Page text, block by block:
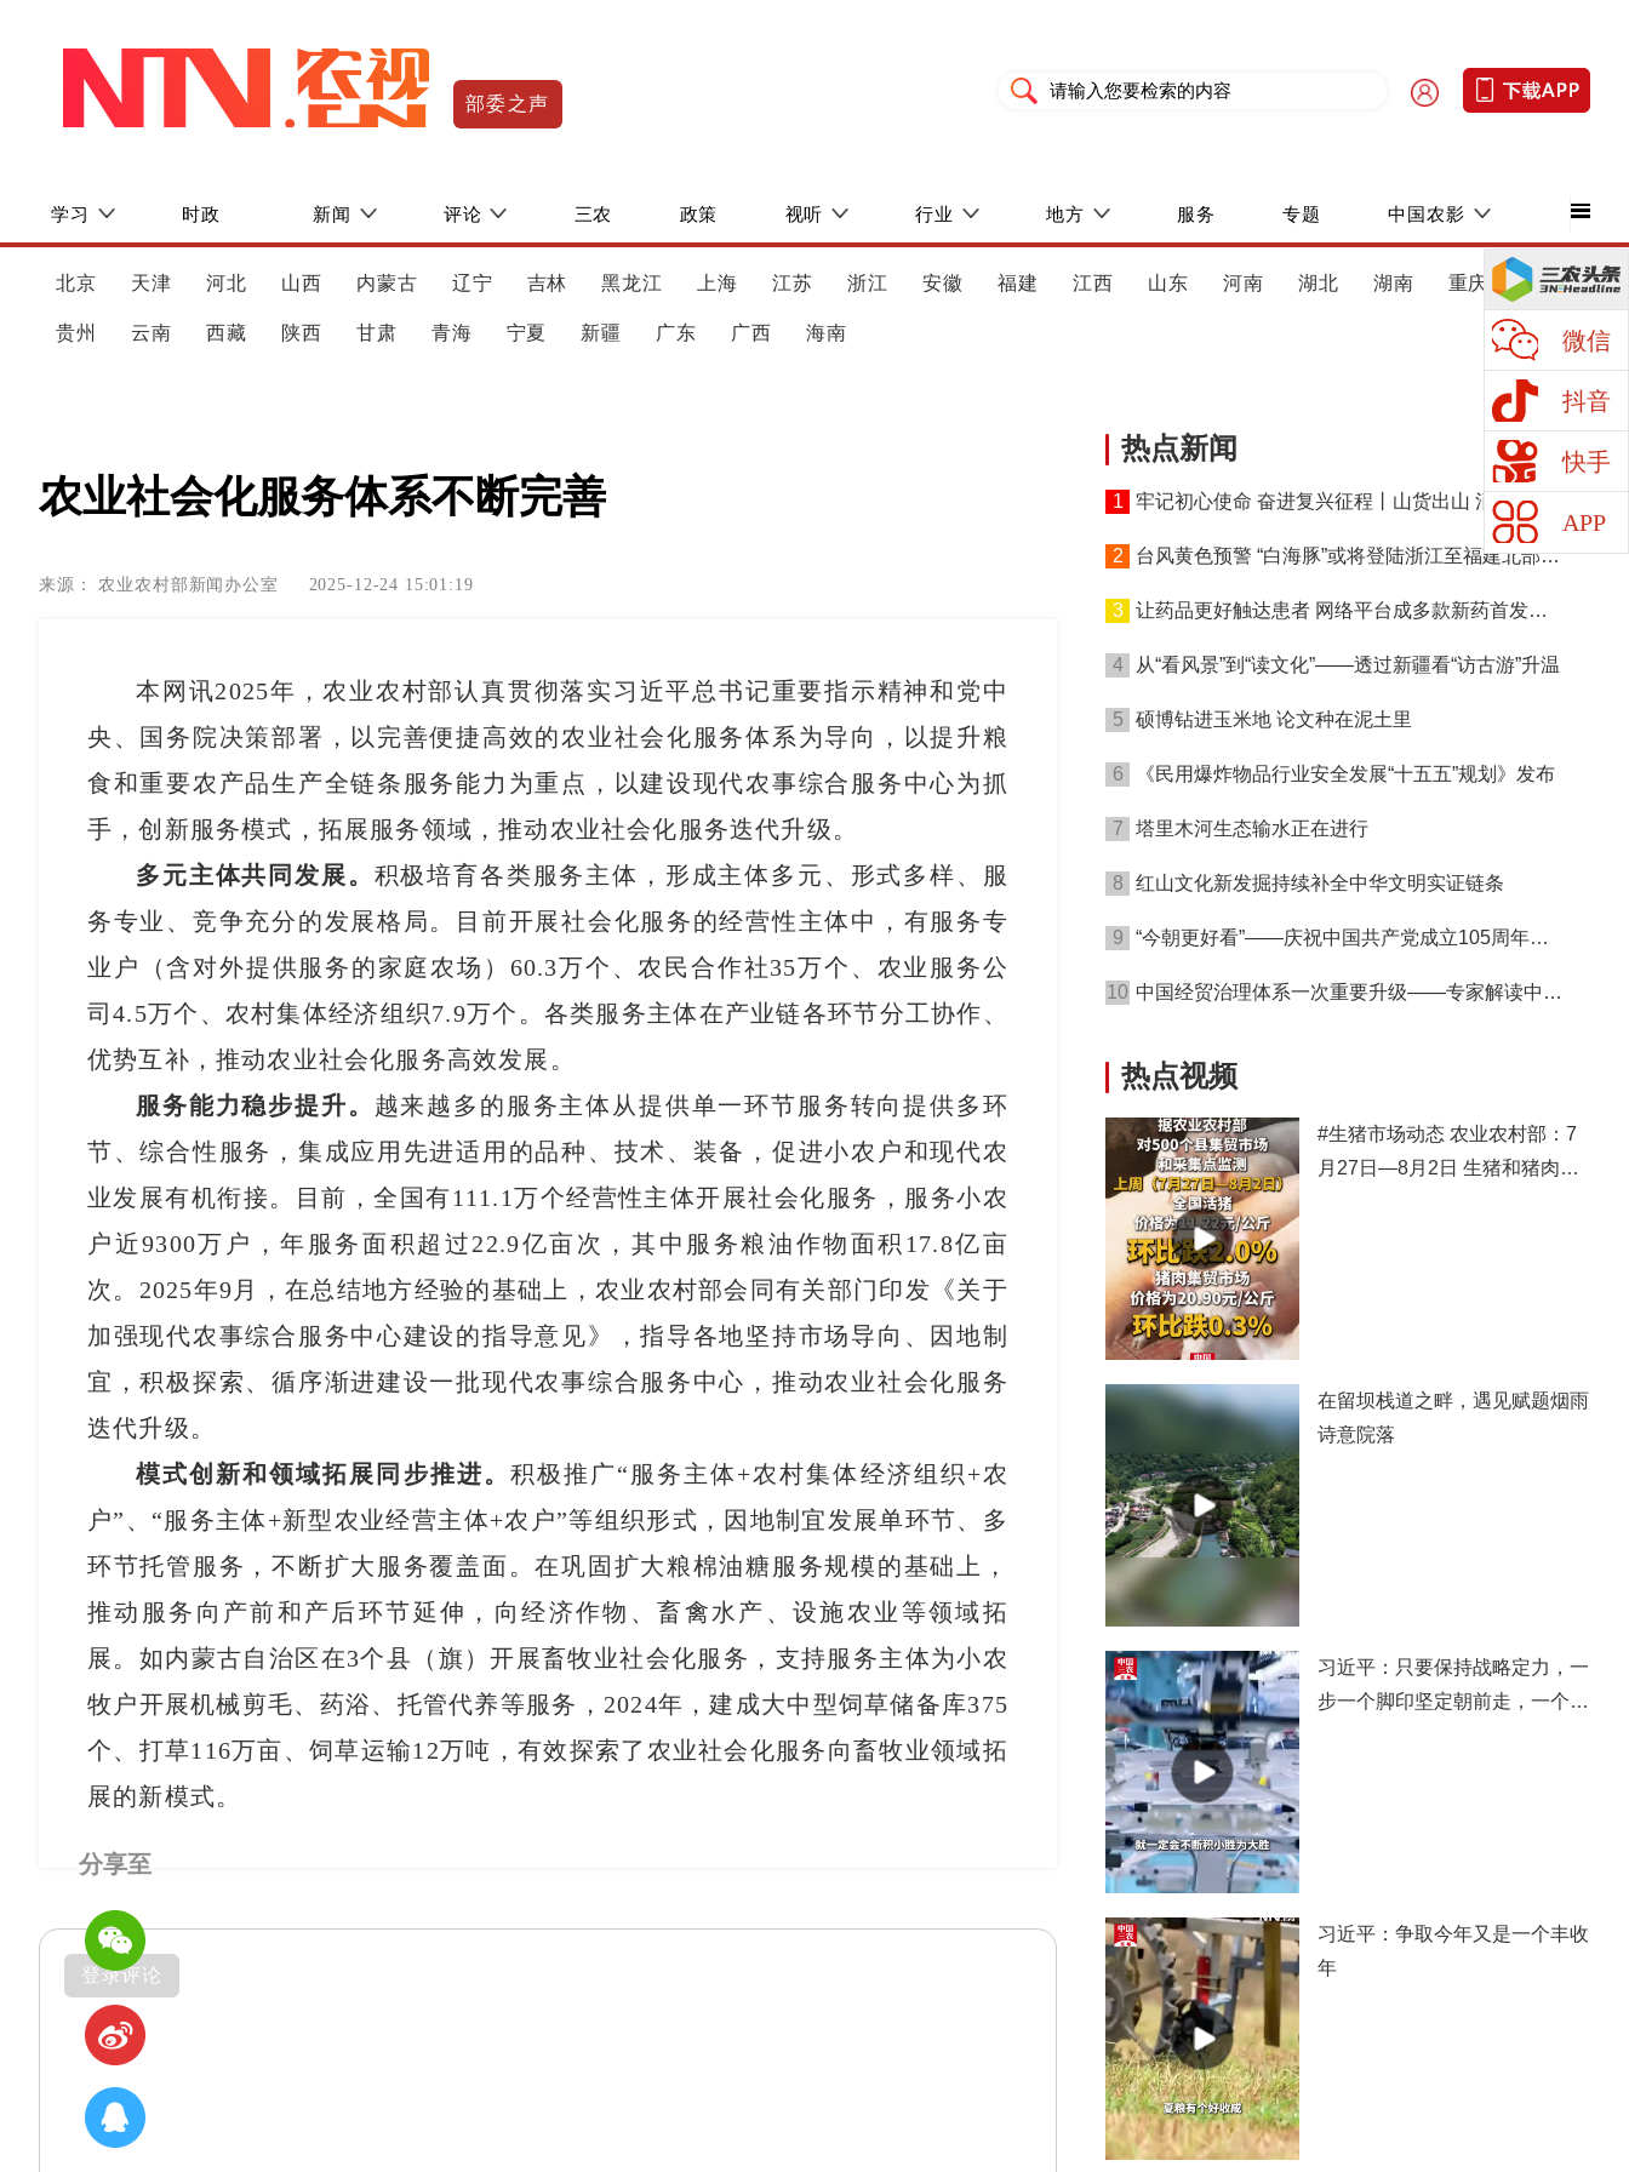
部委之声
学习 时政 新闻 评论 三农 政策 视听 行业 地方 服务 专题 中国农影
北京 天津 河北 山西 内蒙古 辽宁 吉林 黑龙江 上海 江苏 浙江 安徽 福建 江西 山东 河南 湖北 湖南 重庆 四川
贵州 云南 西藏 陕西 甘肃 青海 宁夏 新疆 广东 广西 海南 微信
抖音
快手
APP
农业社会化服务体系不断完善
来源：农业农村部新闻办公室 2025-12-24 15:01:19
本网讯2025年，农业农村部认真贯彻落实习近平总书记重要指示精神和党中
央、国务院决策部署，以完善便捷高效的农业社会化服务体系为导向，以提升粮
食和重要农产品生产全链条服务能力为重点，以建设现代农事综合服务中心为抓
手，创新服务模式，拓展服务领域，推动农业社会化服务迭代升级。
多元主体共同发展。 积极培育各类服务主体，形成主体多元、形式多样、服
务专业、竞争充分的发展格局。目前开展社会化服务的经营性主体中，有服务专
业户（含对外提供服务的家庭农场）60.3万个、农民合作社35万个、农业服务公
司4.5万个、农村集体经济组织7.9万个。各类服务主体在产业链各环节分工协作、
优势互补，推动农业社会化服务高效发展。
服务能力稳步提升。 越来越多的服务主体从提供单一环节服务转向提供多环
节、综合性服务，集成应用先进适用的品种、技术、装备，促进小农户和现代农
业发展有机衔接。目前，全国有111.1万个经营性主体开展社会化服务，服务小农
户近9300万户，年服务面积超过22.9亿亩次，其中服务粮油作物面积17.8亿亩
次。2025年9月，在总结地方经验的基础上，农业农村部会同有关部门印发《关于
加强现代农事综合服务中心建设的指导意见》，指导各地坚持市场导向、因地制
宜，积极探索、循序渐进建设一批现代农事综合服务中心，推动农业社会化服务
迭代升级。
模式创新和领域拓展同步推进。 积极推广“服务主体+农村集体经济组织+农
户”、“服务主体+新型农业经营主体+农户”等组织形式，因地制宜发展单环节、多
环节托管服务，不断扩大服务覆盖面。在巩固扩大粮棉油糖服务规模的基础上，
推动服务向产前和产后环节延伸，向经济作物、畜禽水产、设施农业等领域拓
展。如内蒙古自治区在3个县（旗）开展畜牧业社会化服务，支持服务主体为小农
牧户开展机械剪毛、药浴、托管代养等服务，2024年，建成大中型饲草储备库375
个、打草116万亩、饲草运输12万吨，有效探索了农业社会化服务向畜牧业领域拓
展的新模式。
登录评论
热点新闻
1
牢记初心使命 奋进复兴征程丨山货出山 消费进山
2
台风黄色预警 “白海豚”或将登陆浙江至福建北部沿
3
让药品更好触达患者 网络平台成多款新药首发渠
4
从“看风景”到“读文化”——透过新疆看“访古游”升温
5 硕博钻进玉米地 论文种在泥土里
6 《民用爆炸物品行业安全发展“十五五”规划》发布
7 塔里木河生态输水正在进行
8 红山文化新发掘持续补全中华文明实证链条
9
“今朝更好看”——庆祝中国共产党成立105周年名
10 中国经贸治理体系一次重要升级——专家解读中国
热点视频
#生猪市场动态 农业农村部：7
月27日—8月2日 生猪和猪肉价
在留坝栈道之畔，遇见赋题烟雨
诗意院落
习近平：只要保持战略定力，一
步一个脚印坚定朝前走，一个阶
习近平：争取今年又是一个丰收
年
分享至